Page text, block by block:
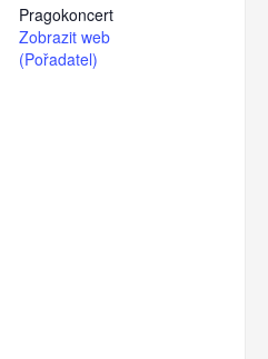
Pragokoncert
Zobrazit web
(Pořadatel)